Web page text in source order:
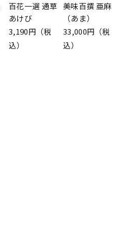
百花一選 通草
あけび
3,190円（税
込）
美味百撰 亜麻
（あま）
33,000円（税
込）